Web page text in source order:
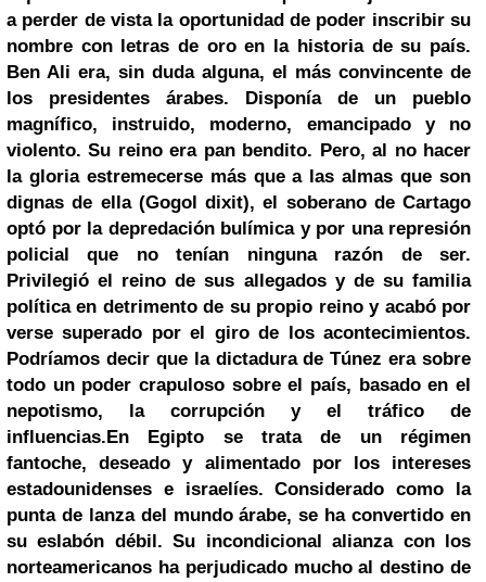
a perder de vista la oportunidad de poder inscribir su
nombre con letras de oro en la historia de su país.
Ben Ali era, sin duda alguna, el más convincente de
los presidentes árabes. Disponía de un pueblo
magnífico, instruido, moderno, emancipado y no
violento. Su reino era pan bendito. Pero, al no hacer
la gloria estremecerse más que a las almas que son
dignas de ella (Gogol dixit), el soberano de Cartago
optó por la depredación bulímica y por una represión
policial que no tenían ninguna razón de ser.
Privilegió el reino de sus allegados y de su familia
política en detrimento de su propio reino y acabó por
verse superado por el giro de los acontecimientos.
Podríamos decir que la dictadura de Túnez era sobre
todo un poder crapuloso sobre el país, basado en el
nepotismo, la corrupción y el tráfico de
influencias. En Egipto se trata de un régimen
fantoche, deseado y alimentado por los intereses
estadounidenses e israelíes. Considerado como la
punta de lanza del mundo árabe, se ha convertido en
su eslabón débil. Su incondicional alianza con los
norteamericanos ha perjudicado mucho al destino de